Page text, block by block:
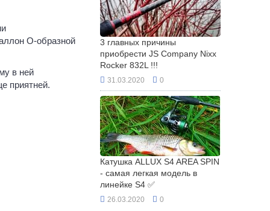
3 главных причины
приобрести JS Company Nixx
Rocker 832L !!!
31.03.2020 0
Катушка ALLUX S4 AREA SPIN
- самая легкая модель в
линейке S4 ✅
26.03.2020 0
О-образной
в ней
приятней.